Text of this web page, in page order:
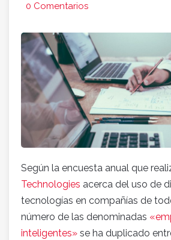
0 Comentarios
Según la encuesta anual que
Technologies acerca del uso de
tecnologías en compañías de
número de las denominadas
inteligentes» se ha duplicado